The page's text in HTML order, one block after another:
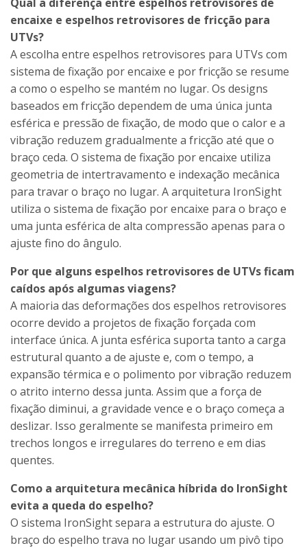
encaixe e espelhos retrovisores de fricção para
UTVs?
A escolha entre espelhos retrovisores para UTVs com
sistema de fixação por encaixe e por fricção se resume
a como o espelho se mantém no lugar. Os designs
baseados em fricção dependem de uma única junta
esférica e pressão de fixação, de modo que o calor e a
vibração reduzem gradualmente a fricção até que o
braço ceda. O sistema de fixação por encaixe utiliza
geometria de intertravamento e indexação mecânica
para travar o braço no lugar. A arquitetura IronSight
utiliza o sistema de fixação por encaixe para o braço e
uma junta esférica de alta compressão apenas para o
ajuste fino do ângulo.
Por que alguns espelhos retrovisores de UTVs ficam
caídos após algumas viagens?
A maioria das deformações dos espelhos retrovisores
ocorre devido a projetos de fixação forçada com
interface única. A junta esférica suporta tanto a carga
estrutural quanto a de ajuste e, com o tempo, a
expansão térmica e o polimento por vibração reduzem
o atrito interno dessa junta. Assim que a força de
fixação diminui, a gravidade vence e o braço começa a
deslizar. Isso geralmente se manifesta primeiro em
trechos longos e irregulares do terreno e em dias
quentes.
Como a arquitetura mecânica híbrida do IronSight
evita a queda do espelho?
O sistema IronSight separa a estrutura do ajuste. O
braço do espelho trava no lugar usando um pivô tipo